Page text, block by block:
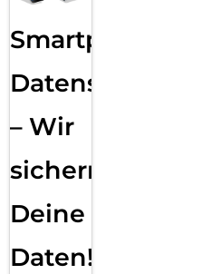
Smartphone
Datensicherung
– Wir
sichern
Deine
Daten!